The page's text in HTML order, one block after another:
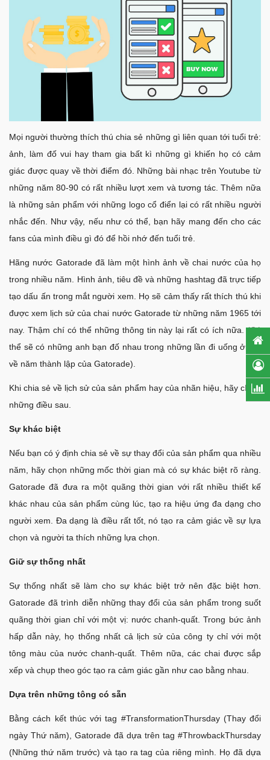
Mọi người thường thích thú chia sẻ những gì liên quan tới tuổi trẻ:
ảnh, làm đố vui hay tham gia bất kì những gì khiến họ có cảm
giác được quay về thời điểm đó. Những bài nhạc trên Youtube từ
những năm 80-90 có rất nhiều lượt xem và tương tác. Thêm nữa
là những sản phẩm với những logo cổ điển lại có rất nhiều người
nhắc đến. Như vậy, nếu như có thể, bạn hãy mang đến cho các
fans của mình điều gì đó để hồi nhớ đến tuổi trẻ.
Hãng nước Gatorade đã làm một hình ảnh về chai nước của họ
trong nhiều năm. Hình ảnh, tiêu đề và những hashtag đã trực tiếp
tạo dấu ấn trong mắt người xem. Họ sẽ cảm thấy rất thích thú khi
được xem lịch sử của chai nước Gatorade từ những năm 1965 tới
nay. Thậm chí có thể những thông tin này lại rất có ích nữa. (Có
thể sẽ có những anh bạn đố nhau trong những lần đi uống ở bar
về năm thành lập của Gatorade).
Khi chia sẻ về lịch sử của sản phẩm hay của nhãn hiệu, hãy chú ý
những điều sau.
Sự khác biệt
Nếu bạn có ý định chia sẻ về sự thay đổi của sản phẩm qua nhiều
năm, hãy chọn những mốc thời gian mà có sự khác biệt rõ ràng.
Gatorade đã đưa ra một quãng thời gian với rất nhiều thiết kế
khác nhau của sản phẩm cùng lúc, tạo ra hiệu ứng đa dạng cho
người xem. Đa dạng là điều rất tốt, nó tạo ra cảm giác về sự lựa
chọn và người ta thích những lựa chọn.
Giữ sự thống nhất
Sự thống nhất sẽ làm cho sự khác biệt trở nên đặc biệt hơn.
Gatorade đã trình diễn những thay đổi của sản phẩm trong suốt
quãng thời gian chỉ với một vị: nước chanh-quất. Trong bức ảnh
hấp dẫn này, họ thống nhất cả lịch sử của công ty chỉ với một
tông màu của nước chanh-quất. Thêm nữa, các chai được sắp
xếp và chụp theo góc tạo ra cảm giác gần như cao bằng nhau.
Dựa trên những tông có sẵn
Bằng cách kết thúc với tag #TransformationThursday (Thay đổi
ngày Thứ năm), Gatorade đã dựa trên tag #ThrowbackThursday
(Những thứ năm trước) và tạo ra tag của riêng mình. Họ đã dựa